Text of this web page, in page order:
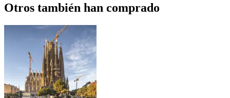
Otros también han comprado